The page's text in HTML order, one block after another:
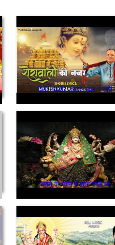
देखो तकदीर उसकी सवर ने लगी
ध्यानु के ध्यान में रहने वाली माँ